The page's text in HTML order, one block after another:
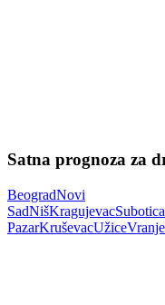
Satna prognoza za
BeogradNovi
SadNišKragujevacSubotica
PazarKruševacUžiceVranje